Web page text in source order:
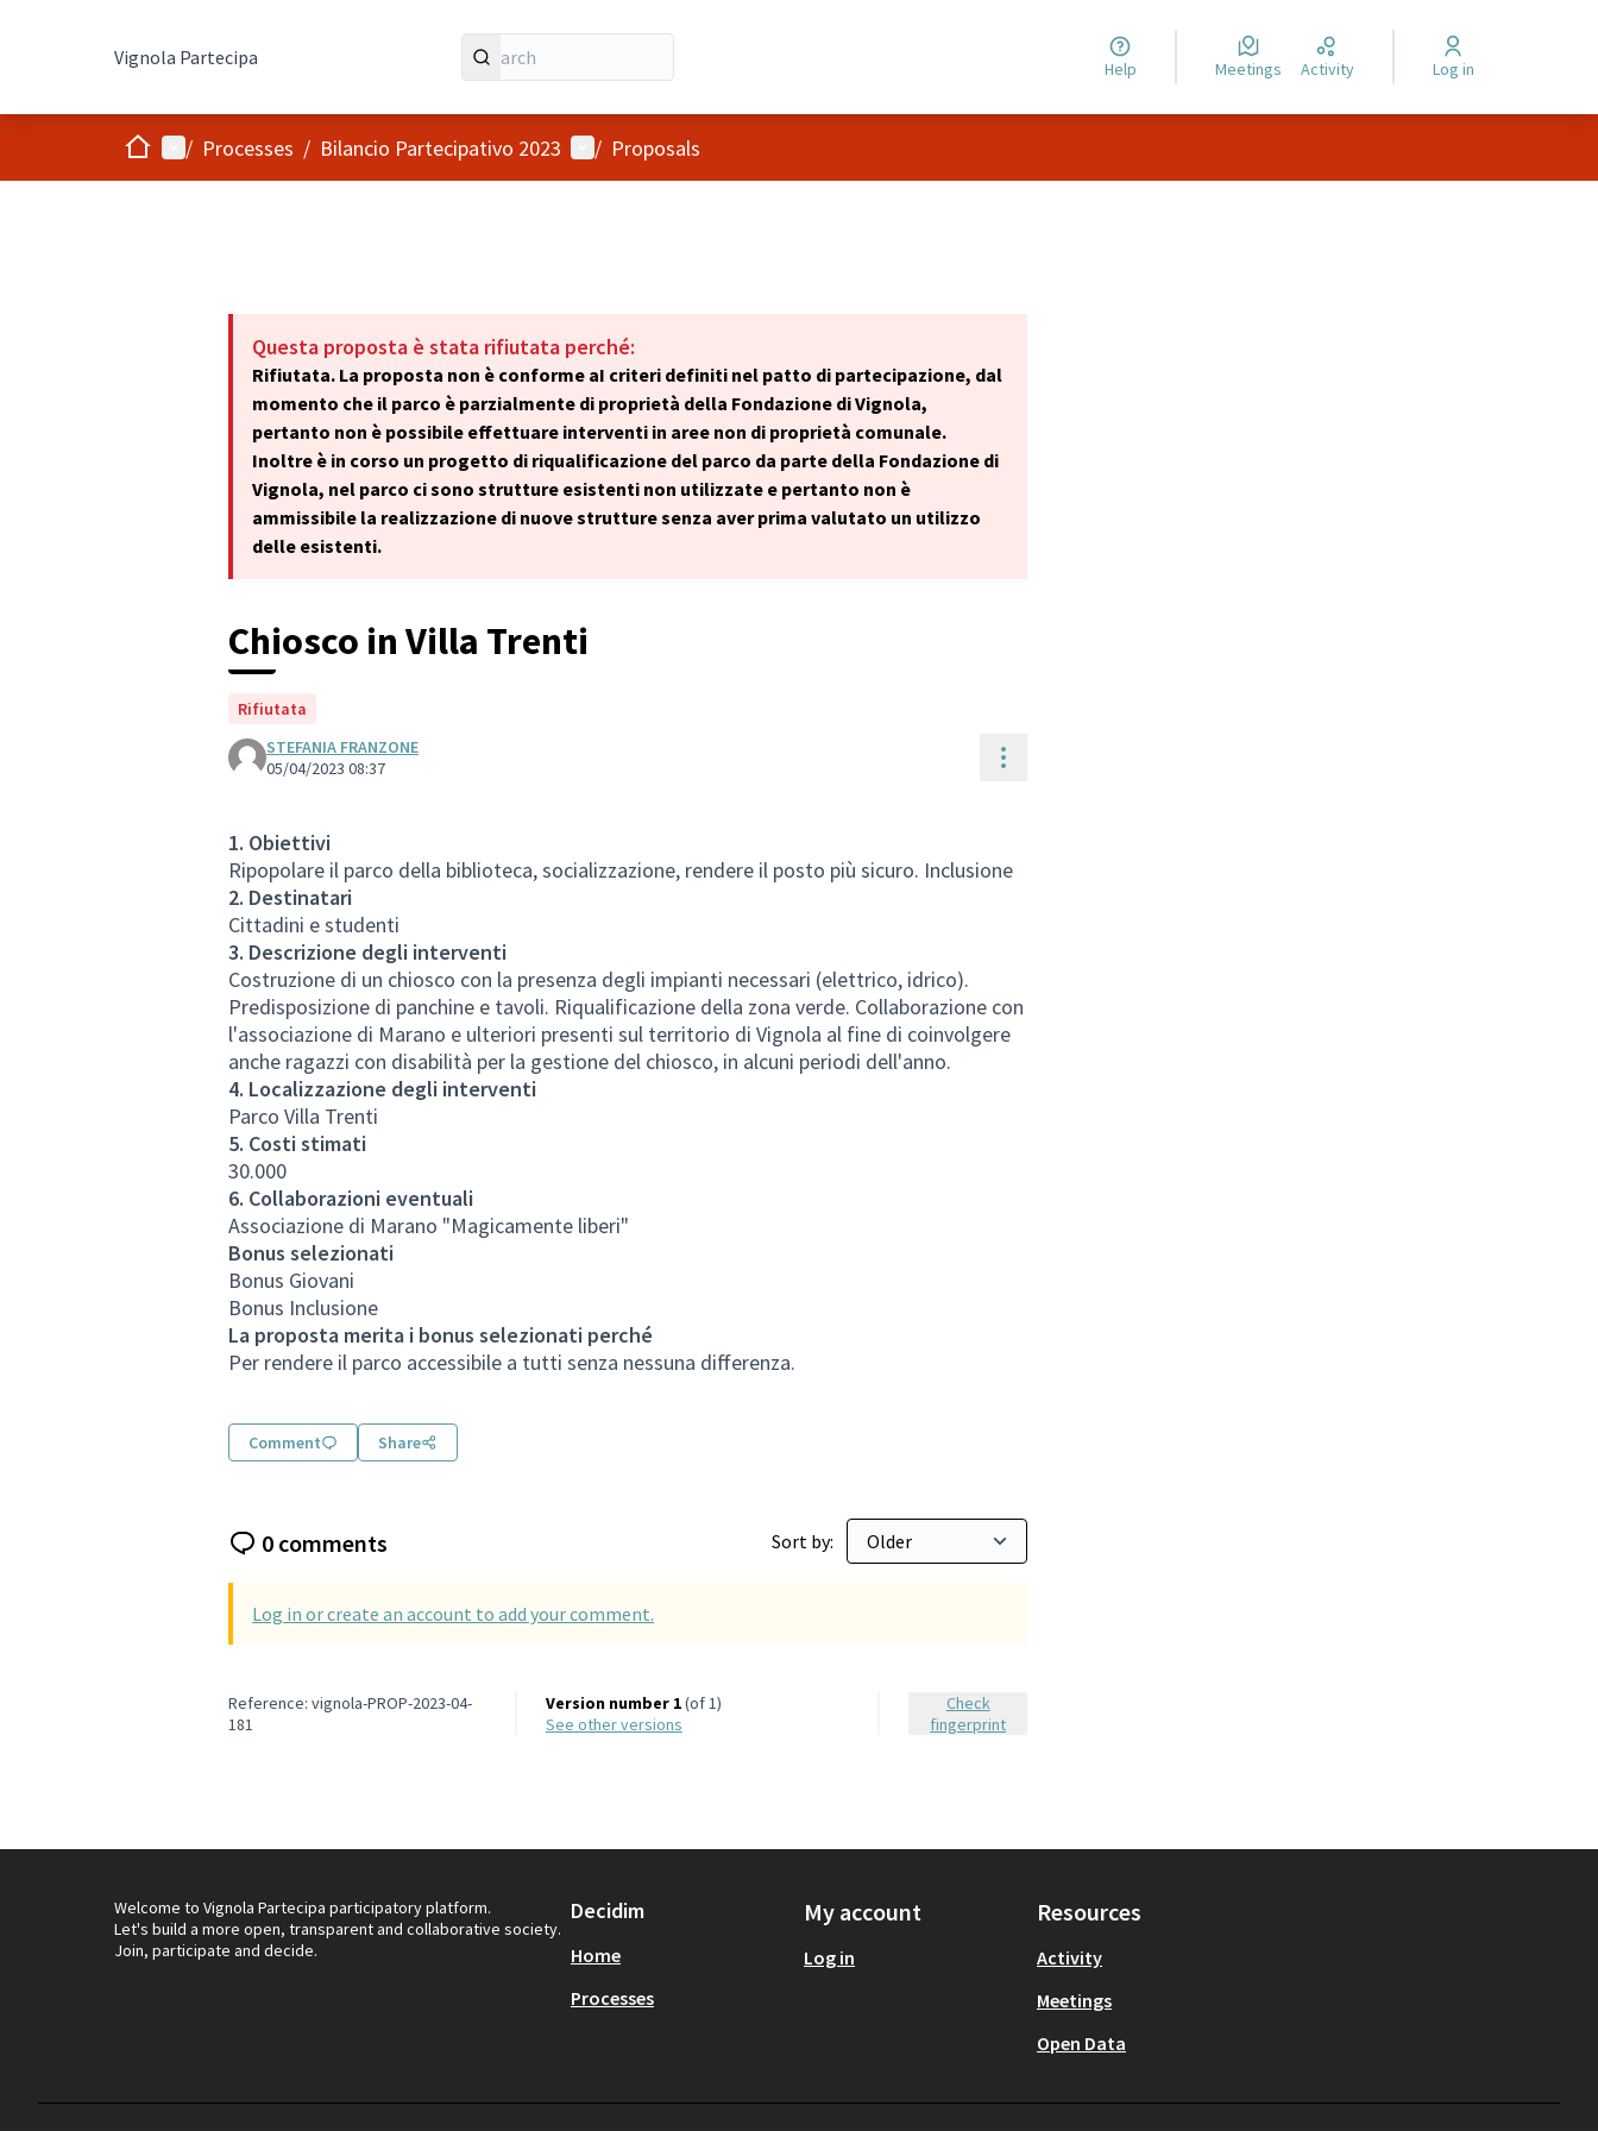
Vignola Partecipa Help Meetings Activity Log in
HomeMain menu
/ Processes / Bilancio Partecipativo 2023 User menu
/ Proposals
Questa proposta è stata rifiutata perché:
Rifiutata. La proposta non è conforme aI criteri definiti nel patto di partecipazione, dal
momento che il parco è parzialmente di proprietà della Fondazione di Vignola,
pertanto non è possibile effettuare interventi in aree non di proprietà comunale.
Inoltre è in corso un progetto di riqualificazione del parco da parte della Fondazione di
Vignola, nel parco ci sono strutture esistenti non utilizzate e pertanto non è
ammissibile la realizzazione di nuove strutture senza aver prima valutato un utilizzo
delle esistenti.
Chiosco in Villa Trenti
Rifiutata
STEFANIA FRANZONE
05/04/2023 08:37
Resource controls
1. Obiettivi
Ripopolare il parco della biblioteca, socializzazione, rendere il posto più sicuro. Inclusione
2. Destinatari
Cittadini e studenti
3. Descrizione degli interventi
Costruzione di un chiosco con la presenza degli impianti necessari (elettrico, idrico).
Predisposizione di panchine e tavoli. Riqualificazione della zona verde. Collaborazione con
l'associazione di Marano e ulteriori presenti sul territorio di Vignola al fine di coinvolgere
anche ragazzi con disabilità per la gestione del chiosco, in alcuni periodi dell'anno.
4. Localizzazione degli interventi
Parco Villa Trenti
5. Costi stimati
30.000
6. Collaborazioni eventuali
Associazione di Marano "Magicamente liberi"
Bonus selezionati
Bonus Giovani
Bonus Inclusione
La proposta merita i bonus selezionati perché
Per rendere il parco accessibile a tutti senza nessuna differenza.
Comment Share
0 comments Sort by:
Log in or create an account to add your comment.
Reference: vignola-PROP-2023-04-
181
Version number 1(of 1)
see other versions
Check
fingerprint
Welcome to Vignola Partecipa participatory platform.
Let's build a more open, transparent and collaborative society.
Join, participate and decide.
Decidim
Home
Processes
My account
Log in
Resources
Activity
Meetings
Open Data